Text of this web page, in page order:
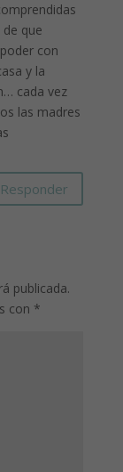
que
con
y la
cada vez
las madres
Responder
publicada.
con *